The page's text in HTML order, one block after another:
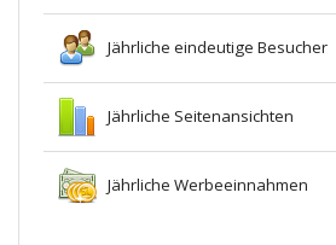
Jährliche eindeutige Besucher
Jährliche Seitenansichten
Jährliche Werbeeinnahmen